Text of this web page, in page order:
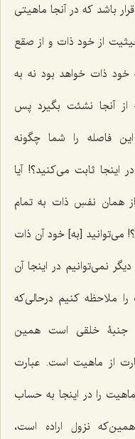
باشد که در آنجا ماهیتى
از خود ذات و از صقع
ذات خواهد بود نه به
آنجا نشئت بگیرد پس
فاصله را شما چگونه
اینجا ثابت مى‌کنید؟! آیا
همان نفسِ ذات به تمام
مى‌توانید [به] خود آن ذات
نمى‌توانیم در اینجا آن
ملاحظه کنیم درحالی‌که‌
خلقى است همین
از ماهیت است. عبارت
را در اینجا به حساب
نزول اراده است،